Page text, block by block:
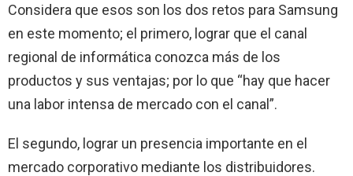
Considera que esos son los dos retos para Samsung
en este momento; el primero, lograr que el canal
regional de informática conozca más de los
productos y sus ventajas; por lo que “hay que hacer
una labor intensa de mercado con el canal”.
El segundo, lograr un presencia importante en el
mercado corporativo mediante los distribuidores.